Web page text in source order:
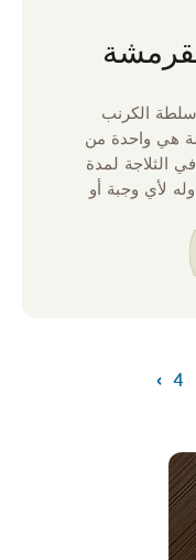
الكرنب
هي واحدة من
الثلاجة لمدة
لأي وجبة أو
، يمكنك تفكيك
إلى وعاء
4
›